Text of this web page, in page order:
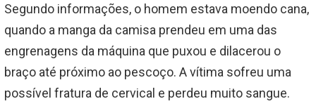
Segundo informações, o homem estava moendo cana,
quando a manga da camisa prendeu em uma das
engrenagens da máquina que puxou e dilacerou o
braço até próximo ao pescoço. A vítima sofreu uma
possível fratura de cervical e perdeu muito sangue.